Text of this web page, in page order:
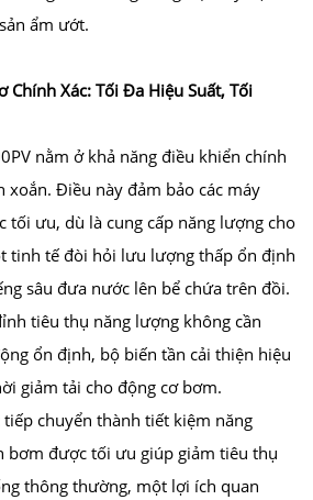
ẩm ướt.
Chính Xác: Tối Đa Hiệu Suất, Tối
nằm ở khả năng điều khiển chính
xoắn. Điều này đảm bảo các máy
tối ưu, dù là cung cấp năng lượng cho
tinh tế đòi hỏi lưu lượng thấp ổn định
sâu đưa nước lên bể chứa trên đồi.
tiêu thụ năng lượng không cần
ổn định, bộ biến tần cải thiện hiệu
giảm tải cho động cơ bơm.
chuyển thành tiết kiệm năng
bơm được tối ưu giúp giảm tiêu thụ
thông thường, một lợi ích quan